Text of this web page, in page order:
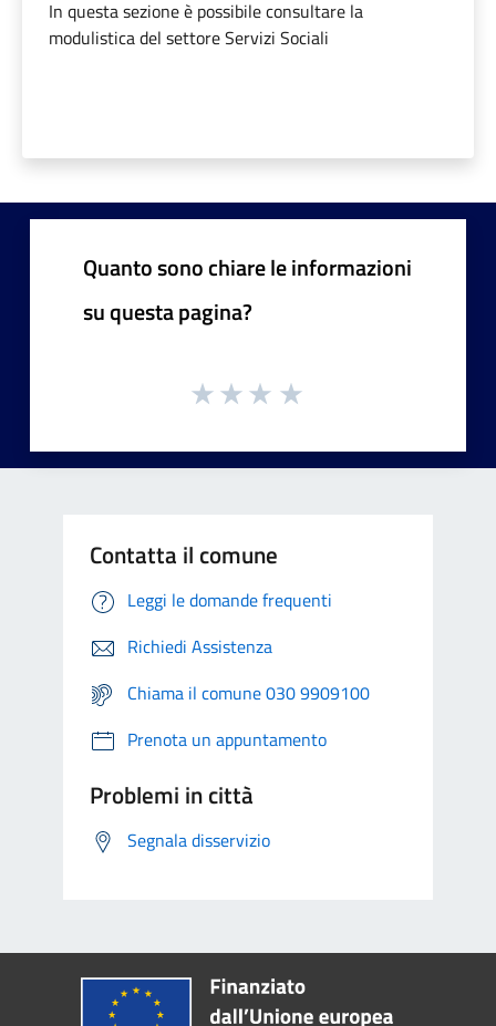
In questa sezione è possibile consultare la
modulistica del settore Servizi Sociali
Quanto sono chiare le informazioni
su questa pagina?
Contatta il comune
Leggi le domande frequenti
Richiedi Assistenza
Chiama il comune 030 9909100
Prenota un appuntamento
Problemi in città
Segnala disservizio